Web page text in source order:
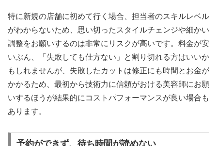
特に新規の店舗に初めて行く場合、担当者のスキルレベル
がわからないため、思い切ったスタイルチェンジや細かい
調整をお願いするのは非常にリスクが高いです。料金が安
いぶん、「失敗しても仕方ない」と割り切れる方はいいか
もしれませんが、失敗したカットは修正にも時間とお金が
かかるため、最初から技術力に信頼がおける美容師にお願
いするほうが結果的にコストパフォーマンスが良い場合も
あります。
予約ができず、待ち時間が読めない